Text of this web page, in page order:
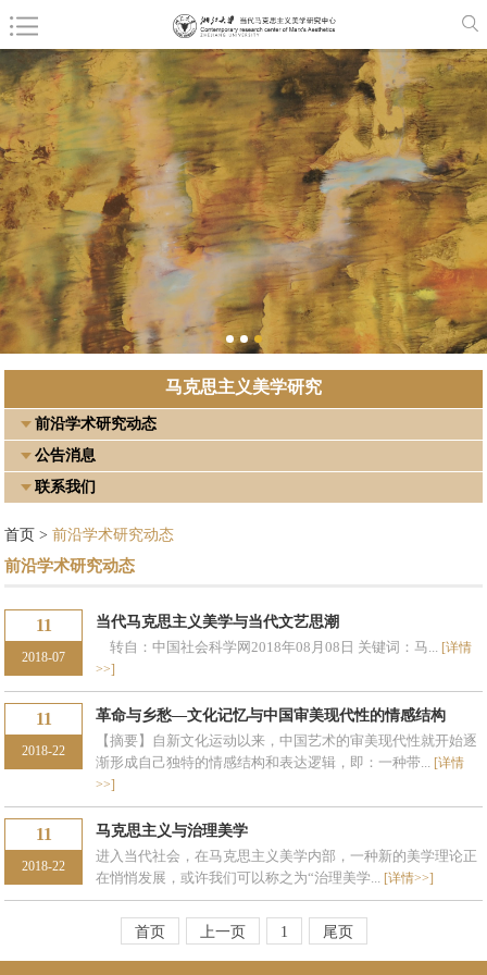
马克思主义美学研究
前沿学术研究动态
公告消息
联系我们
首页 >前沿学术研究动态
前沿学术研究动态
11
2018-07
当代马克思主义美学与当代文艺思潮
转自：中国社会科学网2018年08月08日 关键词：马... [详情
>>]
11
2018-22
革命与乡愁—文化记忆与中国审美现代性的情感结构
【摘要】自新文化运动以来，中国艺术的审美现代性就开始逐
渐形成自己独特的情感结构和表达逻辑，即：一种带... [详情
>>]
11
2018-22
马克思主义与治理美学
进入当代社会，在马克思主义美学内部，一种新的美学理论正
在悄悄发展，或许我们可以称之为“治理美学... [详情>>]
首页 上一页 1 尾页